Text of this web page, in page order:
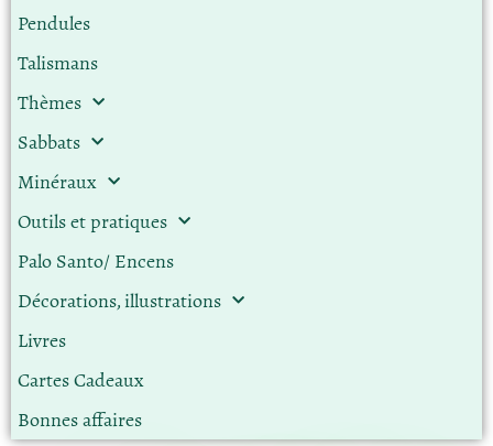
Pendules
Talismans
Thèmes
Sabbats
Minéraux
Outils et pratiques
Palo Santo/ Encens
Décorations, illustrations
Livres
Cartes Cadeaux
Bonnes affaires